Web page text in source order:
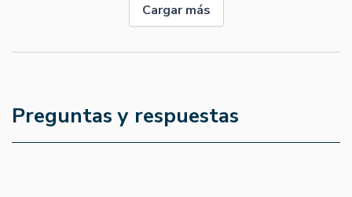
Cargar más
Preguntas y respuestas